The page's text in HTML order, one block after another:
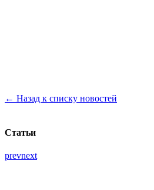
← Назад к списку новостей
Статьи
prevnext